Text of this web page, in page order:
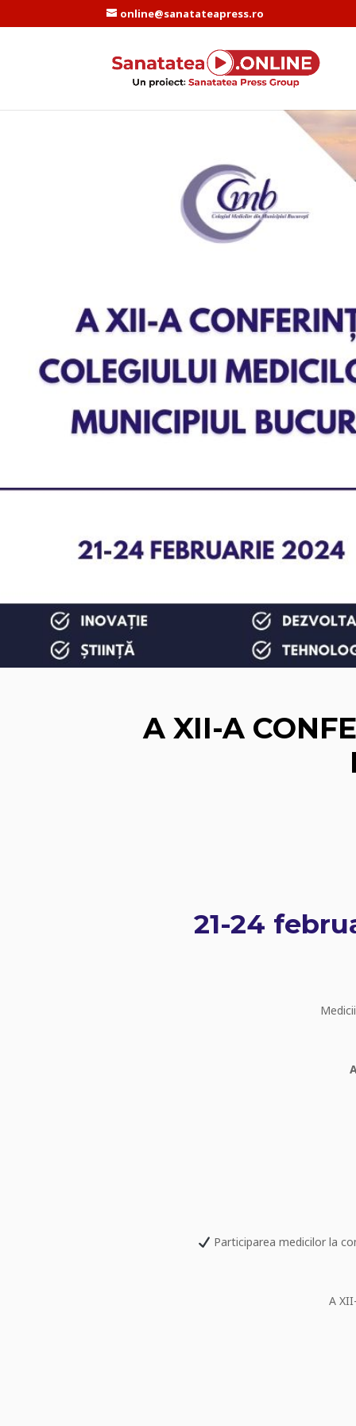
online@sanatateapress.ro
A XII-A
21-24
Participarea medicilor la
A